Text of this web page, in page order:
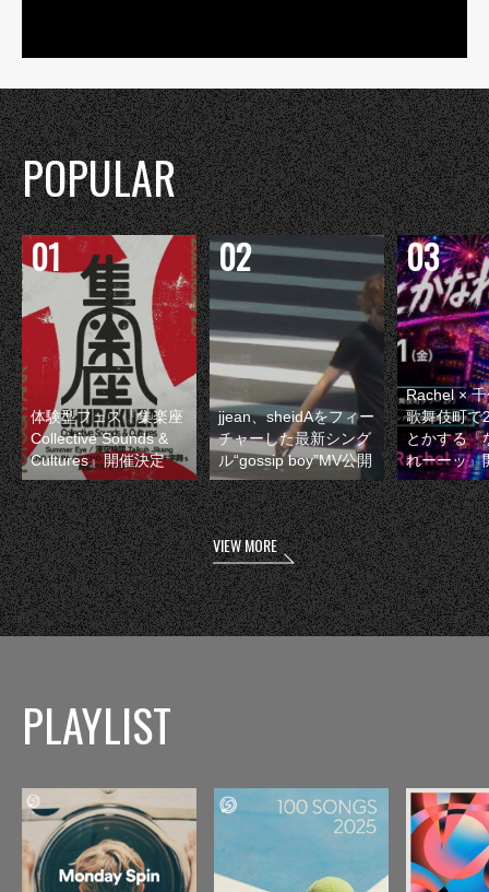
POPULAR
体験型フェス『集楽座
Collective Sounds &
Cultures』開催決定
jjean、sheidAをフィー
チャーした最新シング
ル“gossip boy”MV公開
Rachel ×
歌舞伎町で
とかする『
れーーッ』
VIEW MORE
PLAYLIST